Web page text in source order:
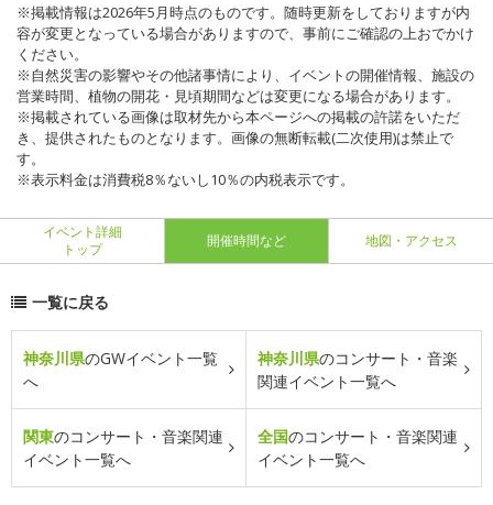
※掲載情報は2026年5月時点のものです。随時更新をしておりますが内
容が変更となっている場合がありますので、事前にご確認の上おでかけ
ください。
※自然災害の影響やその他諸事情により、イベントの開催情報、施設の
営業時間、植物の開花・見頃期間などは変更になる場合があります。
※掲載されている画像は取材先から本ページへの掲載の許諾をいただ
き、提供されたものとなります。画像の無断転載(二次使用)は禁止で
す。
※表示料金は消費税8％ないし10％の内税表示です。
イベント詳細
トップ
開催時間など 地図・アクセス
一覧に戻る
神奈川県のGWイベント一覧
へ
神奈川県のコンサート・音楽
関連イベント一覧へ
関東のコンサート・音楽関連
イベント一覧へ
全国のコンサート・音楽関連
イベント一覧へ